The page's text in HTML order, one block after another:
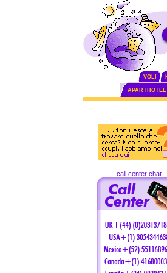
VOLI
APARTHOTEL
call center chat